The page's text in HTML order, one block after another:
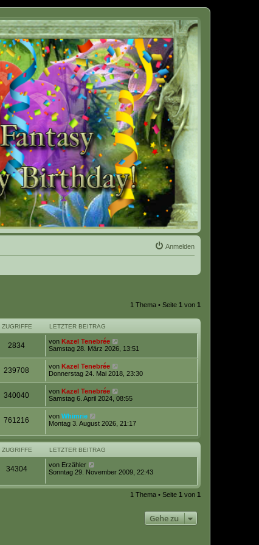
Anmelden
1 Thema • Seite 1 von 1
ZUGRIFFE LETZTER BEITRAG
2834 von Kazel Tenebrée
Samstag 28. März 2026, 13:51
239708 von Kazel Tenebrée
Donnerstag 24. Mai 2018, 23:30
340040 von Kazel Tenebrée
Samstag 6. April 2024, 08:55
761216 von Whimrie
Montag 3. August 2026, 21:17
ZUGRIFFE LETZTER BEITRAG
34304 von Erzähler
Sonntag 29. November 2009, 22:43
1 Thema • Seite 1 von 1
Gehe zu